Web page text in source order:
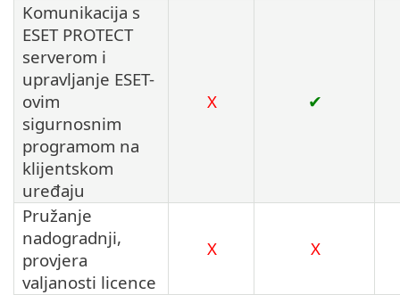
Komunikacija s
ESET PROTECT
serverom i
upravljanje ESET-
ovim
sigurnosnim
programom na
klijentskom
uređaju
X ✔
Pružanje
nadogradnji,
provjera
valjanosti licence
X X